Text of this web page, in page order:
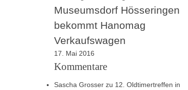
Museumsdorf Hösseringen
bekommt Hanomag
Verkaufswagen
17. Mai 2016
Kommentare
Sascha Grosser zu 12. Oldtimertreffen in